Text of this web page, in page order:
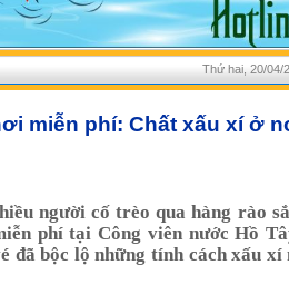
Thứ hai, 20/04/
miễn phí: Chất xấu xí ở
người cố trèo qua hàng rào
phí tại Công viên nước Hồ
đã bộc lộ những tính cách xấu xí